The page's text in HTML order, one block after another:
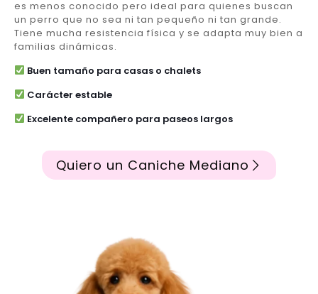
es menos conocido pero ideal para quienes buscan
un perro que no sea ni tan pequeño ni tan grande.
Tiene mucha resistencia física y se adapta muy bien a
familias dinámicas.
Buen tamaño para casas o chalets
Carácter estable
Excelente compañero para paseos largos
Quiero un Caniche Mediano